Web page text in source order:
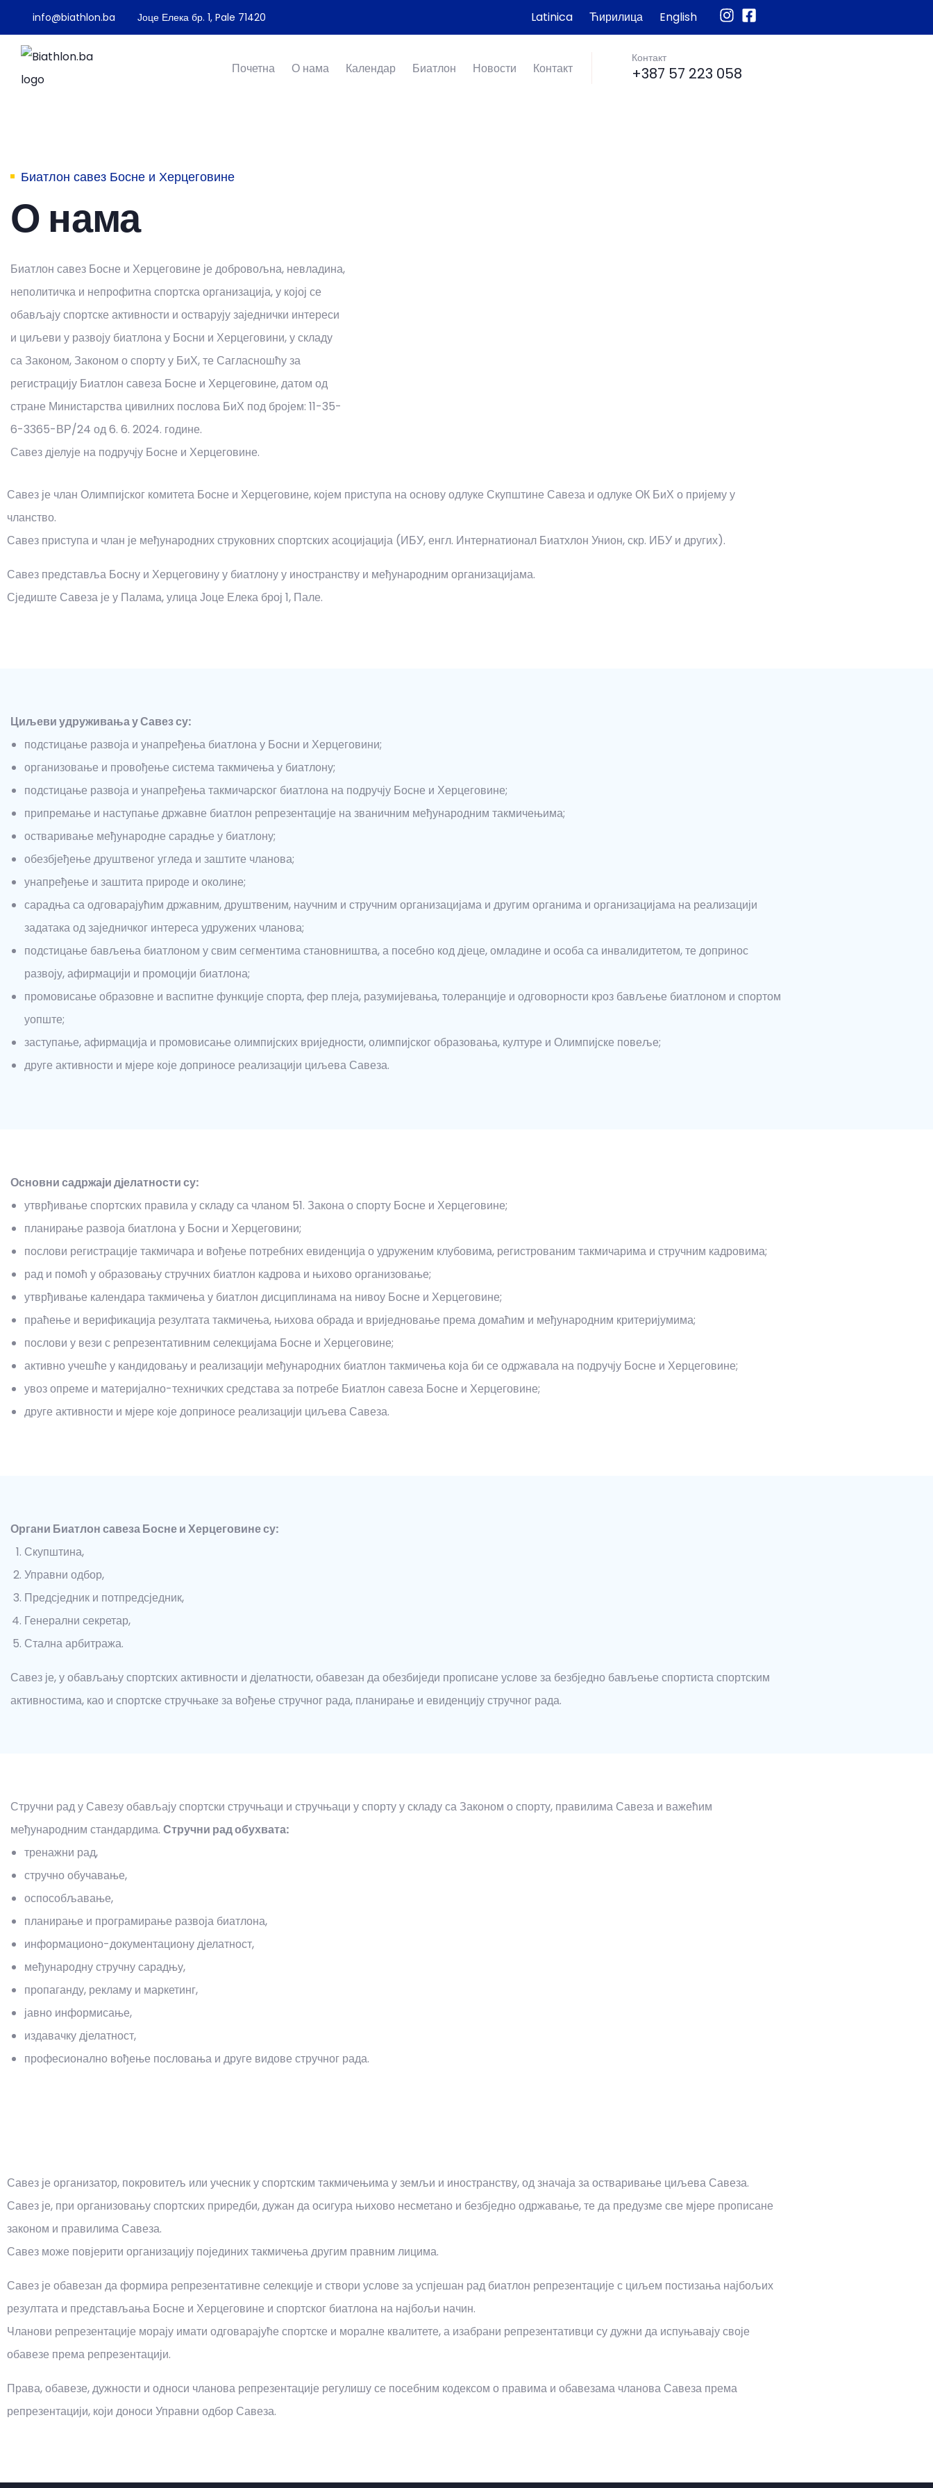
info@biathlon.ba Јоце Елека бр. 1, Pale 71420 Latinica Ћирилица English
Почетна О нама Календар Биатлон Новости Контакт
Контакт
+387 57 223 058
Биатлон савез Босне и Херцеговине
О нама
Биатлон савез Босне и Херцеговине је добровољна, невладина,
неполитичка и непрофитна спортска организација, у којој се
обављају спортске активности и остварују заједнички интереси
и циљеви у развоју биатлона у Босни и Херцеговини, у складу
са Законом, Законом о спорту у БиХ, те Сагласношћу за
регистрацију Биатлон савеза Босне и Херцеговине, датом од
стране Министарства цивилних послова БиХ под бројем: 11-35-
6-3365-ВР/24 од 6. 6. 2024. године.
Савез дјелује на подручју Босне и Херцеговине.
Савез је члан Олимпијског комитета Босне и Херцеговине, којем приступа на основу одлуке Скупштине Савеза и одлуке ОК БиХ о пријему у
чланство.
Савез приступа и члан је међународних струковних спортских асоцијација (ИБУ, енгл. Интернатионал Биатхлон Унион, скр. ИБУ и других).
Савез представља Босну и Херцеговину у биатлону у иностранству и међународним организацијама.
Сједиште Савеза је у Палама, улица Јоце Елека број 1, Пале.
Циљеви удруживања у Савез су:
подстицање развоја и унапређења биатлона у Босни и Херцеговини;
организовање и провођење система такмичења у биатлону;
подстицање развоја и унапређења такмичарског биатлона на подручју Босне и Херцеговине;
припремање и наступање државне биатлон репрезентације на званичним међународним такмичењима;
остваривање међународне сарадње у биатлону;
обезбјеђење друштвеног угледа и заштите чланова;
унапређење и заштита природе и околине;
сарадња са одговарајућим државним, друштвеним, научним и стручним организацијама и другим органима и организацијама на реализацији
задатака од заједничког интереса удружених чланова;
подстицање бављења биатлоном у свим сегментима становништва, а посебно код дјеце, омладине и особа са инвалидитетом, те допринос
развоју, афирмацији и промоцији биатлона;
промовисање образовне и васпитне функције спорта, фер плеја, разумијевања, толеранције и одговорности кроз бављење биатлоном и спортом
уопште;
заступање, афирмација и промовисање олимпијских вриједности, олимпијског образовања, културе и Олимпијске повеље;
друге активности и мјере које доприносе реализацији циљева Савеза.
Основни садржаји дјелатности су:
утврђивање спортских правила у складу са чланом 51. Закона о спорту Босне и Херцеговине;
планирање развоја биатлона у Босни и Херцеговини;
послови регистрације такмичара и вођење потребних евиденција о удруженим клубовима, регистрованим такмичарима и стручним кадровима;
рад и помоћ у образовању стручних биатлон кадрова и њихово организовање;
утврђивање календара такмичења у биатлон дисциплинама на нивоу Босне и Херцеговине;
праћење и верификација резултата такмичења, њихова обрада и вриједновање према домаћим и међународним критеријумима;
послови у вези с репрезентативним селекцијама Босне и Херцеговине;
активно учешће у кандидовању и реализацији међународних биатлон такмичења која би се одржавала на подручју Босне и Херцеговине;
увоз опреме и материјално-техничких средстава за потребе Биатлон савеза Босне и Херцеговине;
друге активности и мјере које доприносе реализацији циљева Савеза.
Органи Биатлон савеза Босне и Херцеговине су:
Скупштина,
Управни одбор,
Предсједник и потпредсједник,
Генерални секретар,
Стална арбитража.
Савез је, у обављању спортских активности и дјелатности, обавезан да обезбиједи прописане услове за безбједно бављење спортиста спортским
активностима, као и спортске стручњаке за вођење стручног рада, планирање и евиденцију стручног рада.
Стручни рад у Савезу обављају спортски стручњаци и стручњаци у спорту у складу са Законом о спорту, правилима Савеза и важећим
међународним стандардима. Стручни рад обухвата:
тренажни рад,
стручно обучавање,
оспособљавање,
планирање и програмирање развоја биатлона,
информационо-документациону дјелатност,
међународну стручну сарадњу,
пропаганду, рекламу и маркетинг,
јавно информисање,
издавачку дјелатност,
професионално вођење пословања и друге видове стручног рада.
Савез је организатор, покровитељ или учесник у спортским такмичењима у земљи и иностранству, од значаја за остваривање циљева Савеза.
Савез је, при организовању спортских приредби, дужан да осигура њихово несметано и безбједно одржавање, те да предузме све мјере прописане
законом и правилима Савеза.
Савез може повјерити организацију појединих такмичења другим правним лицима.
Савез је обавезан да формира репрезентативне селекције и створи услове за успјешан рад биатлон репрезентације с циљем постизања најбољих
резултата и представљања Босне и Херцеговине и спортског биатлона на најбољи начин.
Чланови репрезентације морају имати одговарајуће спортске и моралне квалитете, а изабрани репрезентативци су дужни да испуњавају своје
обавезе према репрезентацији.
Права, обавезе, дужности и односи чланова репрезентације регулишу се посебним кодексом о правима и обавезама чланова Савеза према
репрезентацији, који доноси Управни одбор Савеза.